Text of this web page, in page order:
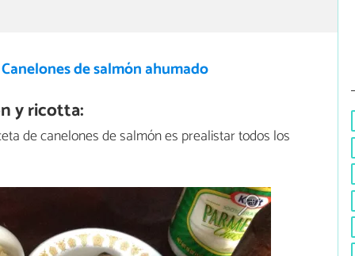
de salmón ahumado
y ricotta:
de canelones de salmón es prealistar todos los